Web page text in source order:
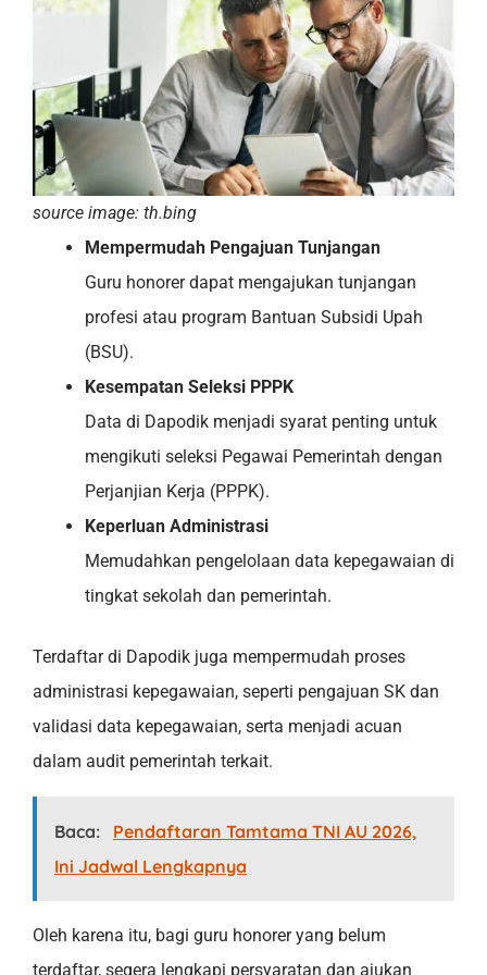
source image: th.bing
Mempermudah Pengajuan Tunjangan
Guru honorer dapat mengajukan tunjangan
profesi atau program Bantuan Subsidi Upah
(BSU).
Kesempatan Seleksi PPPK
Data di Dapodik menjadi syarat penting untuk
mengikuti seleksi Pegawai Pemerintah dengan
Perjanjian Kerja (PPPK).
Keperluan Administrasi
Memudahkan pengelolaan data kepegawaian di
tingkat sekolah dan pemerintah.
Terdaftar di Dapodik juga mempermudah proses
administrasi kepegawaian, seperti pengajuan SK dan
validasi data kepegawaian, serta menjadi acuan
dalam audit pemerintah terkait.
Baca:
Pendaftaran Tamtama TNI AU 2026,
Ini Jadwal Lengkapnya
Oleh karena itu, bagi guru honorer yang belum
terdaftar, segera lengkapi persyaratan dan ajukan